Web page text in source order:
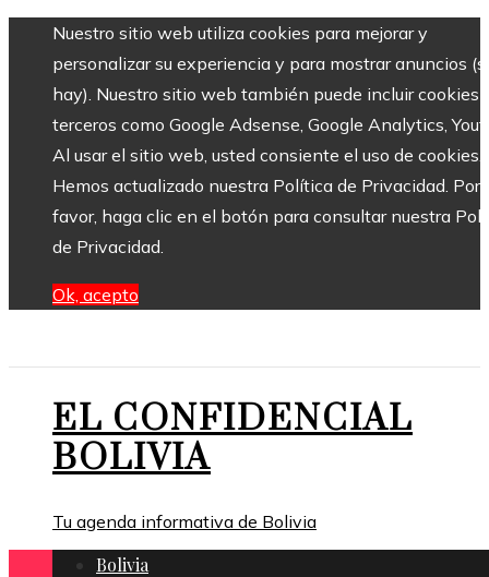
Nuestro sitio web utiliza cookies para mejorar y
personalizar su experiencia y para mostrar anuncios
hay). Nuestro sitio web también puede incluir cookies
terceros como Google Adsense, Google Analytics,
Al usar el sitio web, usted consiente el uso de cookies.
Hemos actualizado nuestra Política de Privacidad. Por
favor, haga clic en el botón para consultar nuestra
de Privacidad.
Ok, acepto
EL CONFIDENCIAL
BOLIVIA
Tu agenda informativa de Bolivia
Bolivia